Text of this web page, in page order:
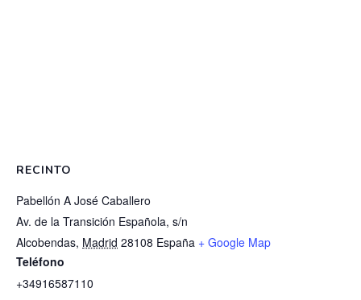
RECINTO
Pabellón A José Caballero
Av. de la Transición Española, s/n
Alcobendas, Madrid 28108 España + Google Map
Teléfono
+34916587110